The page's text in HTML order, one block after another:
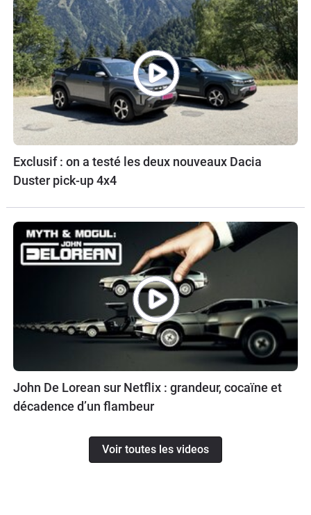
Exclusif : on a testé les deux nouveaux Dacia
Duster pick-up 4x4
John De Lorean sur Netflix : grandeur, cocaïne et
décadence d’un flambeur
Voir toutes les videos